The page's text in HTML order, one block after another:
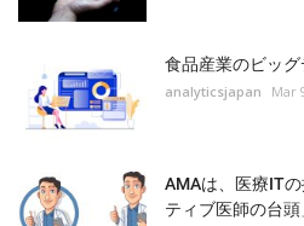
食品産業のビッグ
analyticsjapan Mar
AMAは、医療IT
ティブ医師の台